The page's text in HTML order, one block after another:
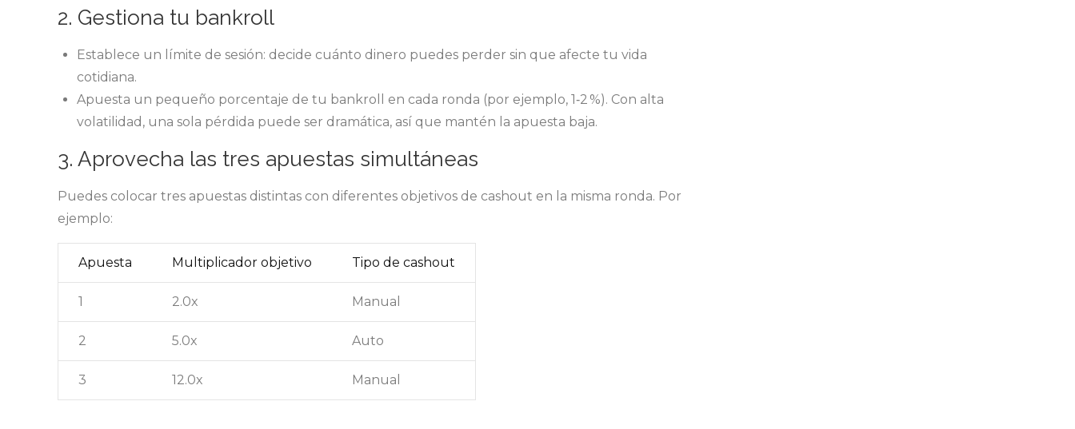
2. Gestiona tu bankroll
Establece un límite de sesión: decide cuánto dinero puedes perder sin que afecte tu vida
cotidiana.
Apuesta un pequeño porcentaje de tu bankroll en cada ronda (por ejemplo, 1‑2 %). Con alta
volatilidad, una sola pérdida puede ser dramática, así que mantén la apuesta baja.
3. Aprovecha las tres apuestas simultáneas
Puedes colocar tres apuestas distintas con diferentes objetivos de cashout en la misma ronda. Por
ejemplo:
Apuesta Multiplicador objetivo Tipo de cashout
1 2.0x Manual
2 5.0x Auto
3 12.0x Manual